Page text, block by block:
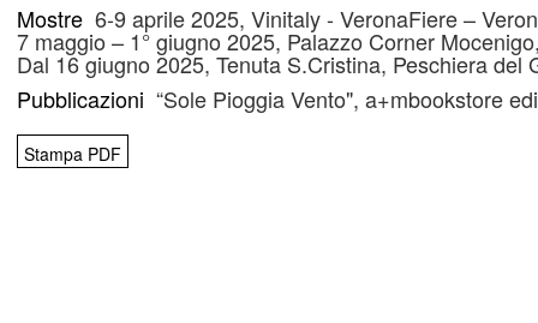
Mostre 6-9 aprile 2025, Vinitaly - VeronaFiere –
7 maggio – 1° giugno 2025, Palazzo Corner
Dal 16 giugno 2025, Tenuta S.Cristina, Peschiera del
Pubblicazioni “Sole Pioggia Vento", a+mbookstore
Stampa PDF